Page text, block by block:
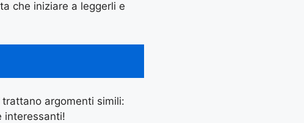
che iniziare a leggerli e
argomenti simili:
interessanti!